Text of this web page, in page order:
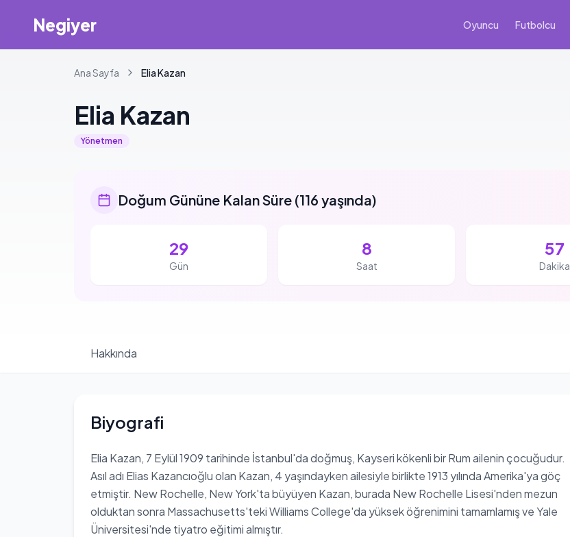
Negiyer Oyuncu Futbolcu
Ana Sayfa EliaKazan
Elia Kazan
Yönetmen
Doğum Gününe Kalan Süre (116 yaşında)
29
Gün
8
Saat
57
Dakika
Hakkında
Biyografi
Elia Kazan, 7 Eylül 1909 tarihinde İstanbul'da doğmuş, Kayseri kökenli bir Rum ailenin çocuğudur.
Asıl adı Elias Kazancıoğlu olan Kazan, 4 yaşındayken ailesiyle birlikte 1913 yılında Amerika'ya göç
etmiştir. New Rochelle, New York'ta büyüyen Kazan, burada New Rochelle Lisesi'nden mezun
olduktan sonra Massachusetts'teki Williams College'da yüksek öğrenimini tamamlamış ve Yale
Üniversitesi'nde tiyatro eğitimi almıştır.